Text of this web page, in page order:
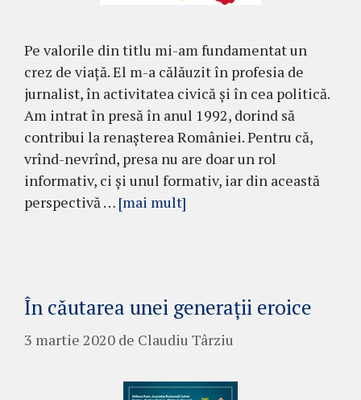
Pe valorile din titlu mi-am fundamentat un
crez de viață. El m-a călăuzit în profesia de
jurnalist, în activitatea civică și în cea politică.
Am intrat în presă în anul 1992, dorind să
contribui la renașterea României. Pentru că,
vrînd-nevrînd, presa nu are doar un rol
informativ, ci și unul formativ, iar din această
perspectivă … [mai mult]
În căutarea unei generații eroice
3 martie 2020 de Claudiu Târziu